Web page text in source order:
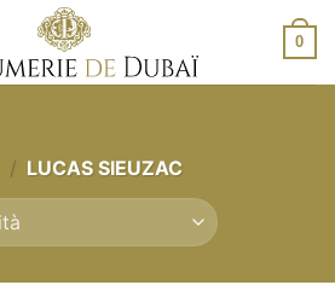
0
/ LUCAS SIEUZAC